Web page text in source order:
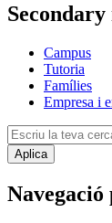
Campus
Tutoria
Famílies
Empresa i